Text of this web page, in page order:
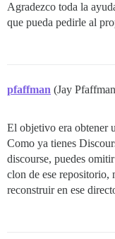
Agradezco toda la
que pueda pedirle al
pfaffman (Jay
El objetivo era obtener
Como ya tienes
discourse, puedes
clon de ese repositorio,
reconstruir en ese